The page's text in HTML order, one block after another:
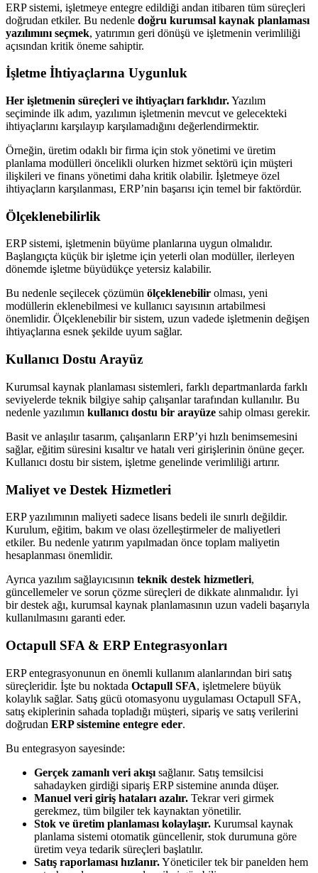
ERP sistemi, işletmeye entegre edildiği andan itibaren tüm süreçleri
doğrudan etkiler. Bu nedenle doğru kurumsal kaynak planlaması
yazılımını seçmek, yatırımın geri dönüşü ve işletmenin verimliliği
açısından kritik öneme sahiptir.
İşletme İhtiyaçlarına Uygunluk
Her işletmenin süreçleri ve ihtiyaçları farklıdır.Yazılım
seçiminde ilk adım, yazılımın işletmenin mevcut ve gelecekteki
ihtiyaçlarını karşılayıp karşılamadığını değerlendirmektir.
Örneğin, üretim odaklı bir firma için stok yönetimi ve üretim
planlama modülleri öncelikli olurken hizmet sektörü için müşteri
ilişkileri ve finans yönetimi daha kritik olabilir. İşletmeye özel
ihtiyaçların karşılanması, ERP’nin başarısı için temel bir faktördür.
Ölçeklenebilirlik
ERP sistemi, işletmenin büyüme planlarına uygun olmalıdır.
Başlangıçta küçük bir işletme için yeterli olan modüller, ilerleyen
dönemde işletme büyüdükçe yetersiz kalabilir.
Bu nedenle seçilecek çözümün ölçeklenebilir olması, yeni
modüllerin eklenebilmesi ve kullanıcı sayısının artabilmesi
önemlidir. Ölçeklenebilir bir sistem, uzun vadede işletmenin değişen
ihtiyaçlarına esnek şekilde uyum sağlar.
Kullanıcı Dostu Arayüz
Kurumsal kaynak planlaması sistemleri, farklı departmanlarda farklı
seviyelerde teknik bilgiye sahip çalışanlar tarafından kullanılır. Bu
nedenle yazılımın kullanıcı dostu bir arayüze sahip olması gerekir.
Basit ve anlaşılır tasarım, çalışanların ERP’yi hızlı benimsemesini
sağlar, eğitim süresini kısaltır ve hatalı veri girişlerinin önüne geçer.
Kullanıcı dostu bir sistem, işletme genelinde verimliliği artırır.
Maliyet ve Destek Hizmetleri
ERP yazılımının maliyeti sadece lisans bedeli ile sınırlı değildir.
Kurulum, eğitim, bakım ve olası özelleştirmeler de maliyetleri
etkiler. Bu nedenle yatırım yapılmadan önce toplam maliyetin
hesaplanması önemlidir.
Ayrıca yazılım sağlayıcısının teknik destek hizmetleri,
güncellemeler ve sorun çözme süreçleri de dikkate alınmalıdır. İyi
bir destek ağı, kurumsal kaynak planlamasının uzun vadeli başarıyla
kullanılmasını garanti eder.
Octapull SFA & ERP Entegrasyonları
ERP entegrasyonunun en önemli kullanım alanlarından biri satış
süreçleridir. İşte bu noktada Octapull SFA, işletmelere büyük
kolaylık sağlar. Satış gücü otomasyonu uygulaması Octapull SFA,
satış ekiplerinin sahada topladığı müşteri, sipariş ve satış verilerini
doğrudan ERP sistemine entegre eder.
Bu entegrasyon sayesinde:
Gerçek zamanlı veri akışı sağlanır. Satış temsilcisi
sahadayken girdiği sipariş ERP sistemine anında düşer.
Manuel veri giriş hataları azalır. Tekrar veri girmek
gerekmez, tüm bilgiler tek kaynaktan yönetilir.
Stok ve üretim planlaması kolaylaşır. Kurumsal kaynak
planlama sistemi otomatik güncellenir, stok durumuna göre
üretim veya tedarik süreçleri başlatılır.
Satış raporlaması hızlanır.Yöneticiler tek bir panelden hem